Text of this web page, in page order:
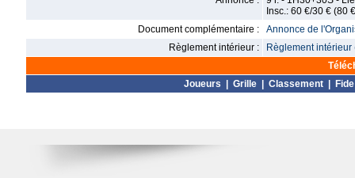
Insc.: 60 €/30 € (80
Document complémentaire :
Annonce de
Règlement intérieur :
Règlement intérieur
Joueurs
Grille Classement Fide